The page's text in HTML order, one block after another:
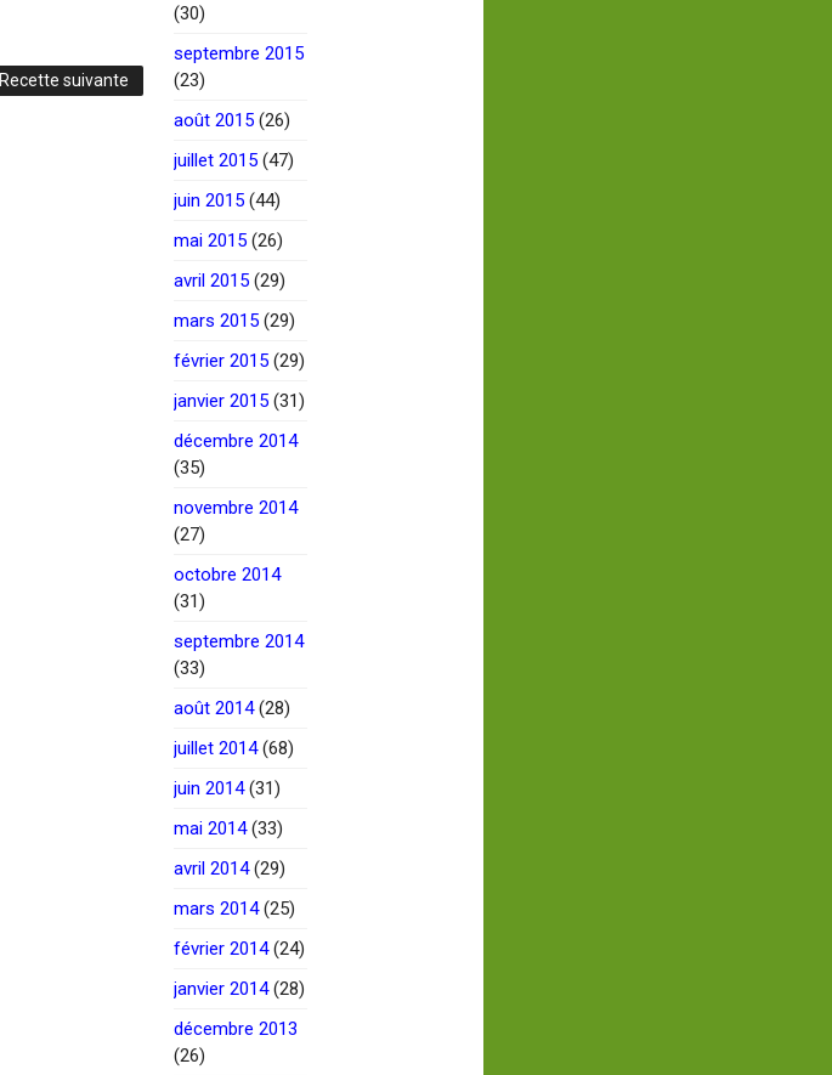
Recette suivante
(30)
septembre 2015
(23)
août 2015 (26)
juillet 2015 (47)
juin 2015 (44)
mai 2015 (26)
avril 2015 (29)
mars 2015 (29)
février 2015 (29)
janvier 2015 (31)
décembre 2014
(35)
novembre 2014
(27)
octobre 2014
(31)
septembre 2014
(33)
août 2014(28)
juillet 2014(68)
juin 2014(31)
mai 2014(33)
avril 2014(29)
mars 2014(25)
février 2014(24)
janvier 2014(28)
décembre 2013
(26)